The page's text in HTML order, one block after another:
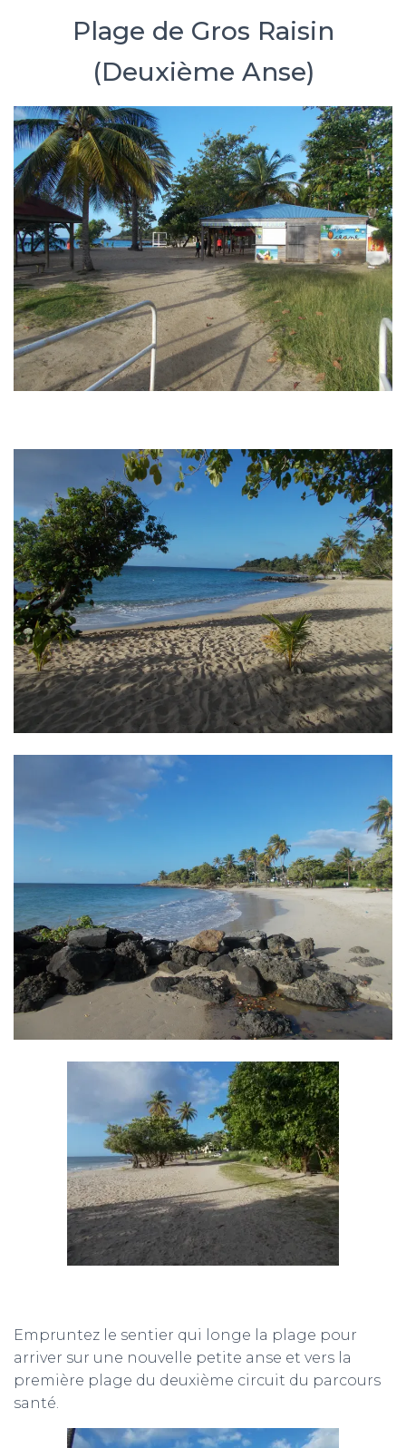
Plage de Gros Raisin
(Deuxième Anse)
Empruntez le sentier qui longe la plage pour
arriver sur une nouvelle petite anse et vers la
première plage du deuxième circuit du parcours
santé.